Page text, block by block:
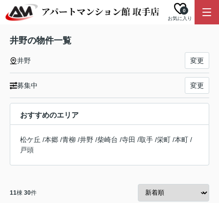
お気に入り
0
井野の物件一覧
井野 変更
募集中 変更
おすすめのエリア
松ケ丘 /本郷 /青柳 /井野 /柴崎台 /寺田 /取手 /栄町 /本町 /
戸頭
11棟 30件